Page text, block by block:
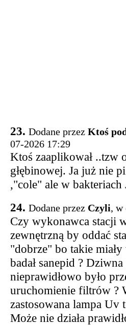
23. Dodane przez Ktoś
07-2026 17:29
Ktoś zaaplikował ..tzw
głębinowej. Ja już nie
,"cole" ale w
24. Dodane przez Czyli, w
Czy wykonawca stacji
zewnętrzną by oddać
"dobrze" bo takie
badał sanepid ?
nieprawidłowo było
uruchomienie filtrów ?
zastosowana lampa Uv
Może nie działa